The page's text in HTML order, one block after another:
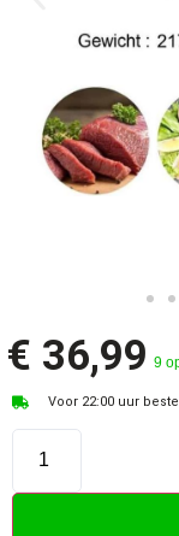
€ 36,99 9
Voor 22:00 uur